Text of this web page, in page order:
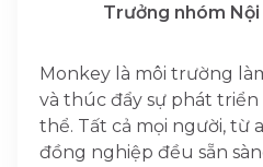
Trưởng nhóm
Monkey là môi trường
và thúc đẩy sự phát triển
thể. Tất cả mọi người, từ
đồng nghiệp đều sẵn